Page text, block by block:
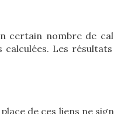
nombre de
Les
de ces liens ne